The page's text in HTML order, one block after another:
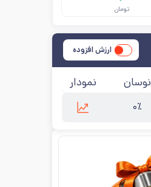
تومان
ارزش افزوده
نوسان نمودار
۰٪